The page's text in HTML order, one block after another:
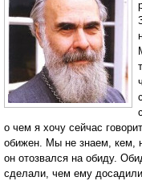
о чем я хочу сейчас
обижен. Мы не знаем, кем,
он отозвался на обиду.
сделали, чем ему